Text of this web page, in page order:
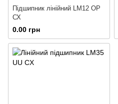
Підшипник лінійний LM12 OP
СХ
0.00 грн